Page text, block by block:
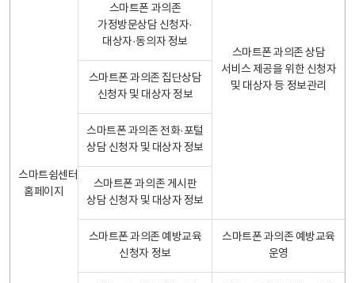
스마트쉼센터
홈페이지
스마트폰 과의존 상담
서비스 제공을 위한 신청자
및 대상자 등 정보관리
스마트폰 과의존
가정방문상담 신청자·
대상자·동의자 정보
스마트폰 과의존 집단상담
신청자 및 대상자 정보
스마트폰 과의존 전화·포털
상담 신청자 및 대상자 정보
스마트폰 과의존 게시판
상담 신청자 및 대상자 정보
스마트폰 과의존 예방교육
신청자 정보
스마트폰 과의존 예방교육
운영